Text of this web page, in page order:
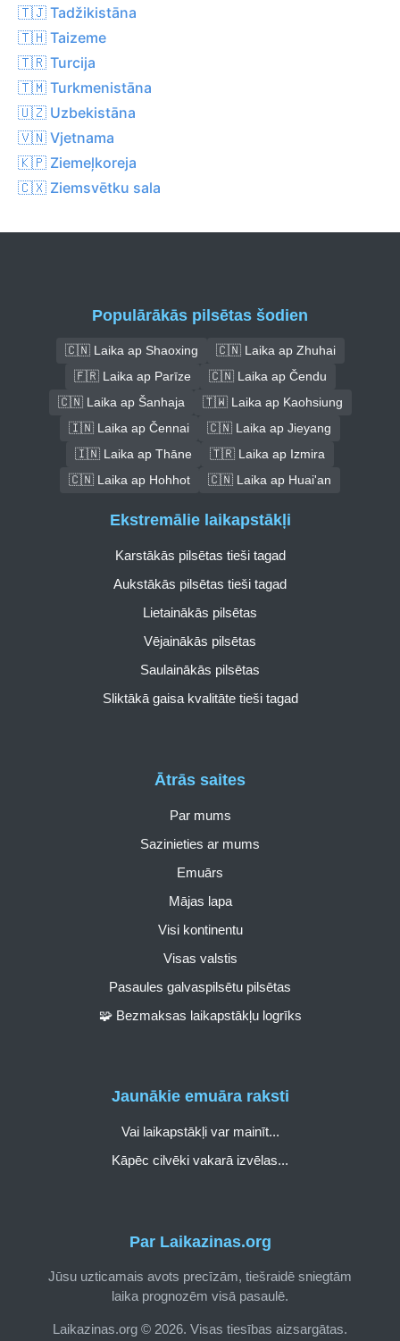
🇹🇯 Tadžikistāna
🇹🇭 Taizeme
🇹🇷 Turcija
🇹🇲 Turkmenistāna
🇺🇿 Uzbekistāna
🇻🇳 Vjetnama
🇰🇵 Ziemeļkoreja
🇨🇽 Ziemsvētku sala
Populārākās pilsētas šodien
🇨🇳 Laika ap Shaoxing
🇨🇳 Laika ap Zhuhai
🇫🇷 Laika ap Parīze
🇨🇳 Laika ap Čendu
🇨🇳 Laika ap Šanhaja
🇹🇼 Laika ap Kaohsiung
🇮🇳 Laika ap Čennai
🇨🇳 Laika ap Jieyang
🇮🇳 Laika ap Thāne
🇹🇷 Laika ap Izmira
🇨🇳 Laika ap Hohhot
🇨🇳 Laika ap Huai'an
Par Laikazinas.org
Jūsu uzticamais avots precīzām, tiešraidē sniegtām
laika prognozēm visā pasaulē.
Laikazinas.org © 2026. Visas tiesības aizsargātas.
Ātrās saites
Par mums
Sazinieties ar mums
Emuārs
Mājas lapa
Visi kontinentu
Visas valstis
Pasaules galvaspilsētu pilsētas
🧩 Bezmaksas laikapstākļu logrīks
Ekstremālie laikapstākļi
Karstākās pilsētas tieši tagad
Aukstākās pilsētas tieši tagad
Lietainākās pilsētas
Vējainākās pilsētas
Saulainākās pilsētas
Sliktākā gaisa kvalitāte tieši tagad
Jaunākie emuāra raksti
Vai laikapstākļi var mainīt...
Kāpēc cilvēki vakarā izvēlas...